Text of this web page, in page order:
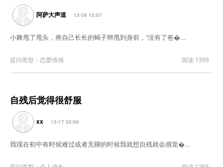
阿萨大声道 12-26 15:07
小舞甩了甩头，将自己长长的蝎子辫甩到身前，“没有了爸�...
提问类型：恋爱情感 阅读 1395
自残后觉得很舒服
xx 12-17 20:56
我现在初中有时候难过或者无聊的时候我就想自残就会感觉�...